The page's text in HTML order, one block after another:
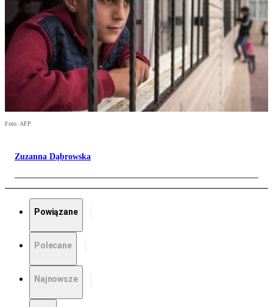
Foto: AFP
Zuzanna Dąbrowska
Powiązane
Polecane
Najnowsze